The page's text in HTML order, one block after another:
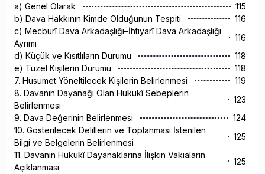
a) Genel Olarak
115
b) Dava Hakkının Kimde Olduğunun Tespiti
116
c) Mecburî Dava Arkadaşlığı–İhtiyarî Dava Arkadaşlığı
Ayrımı
116
d) Küçük ve Kısıtlıların Durumu
118
e) Tüzel Kişilerin Durumu
118
7. Husumet Yöneltilecek Kişilerin Belirlenmesi
119
8. Davanın Dayanağı Olan Hukukî Sebeplerin
Belirlenmesi
123
9. Dava Değerinin Belirlenmesi
124
10. Gösterilecek Delillerin ve Toplanması İstenilen
Bilgi ve Belgelerin Belirlenmesi
125
11. Davanın Hukukî Dayanaklarına İlişkin Vakıaların
Açıklanması
125